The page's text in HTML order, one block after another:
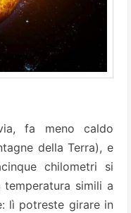
fa meno caldo
della Terra), e
chilometri si
simili a
lì potreste girare in